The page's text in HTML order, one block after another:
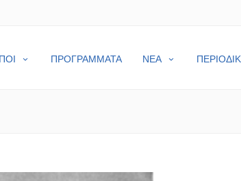
ΠΡΟΓΡΑΜΜΑΤΑ ΝΕΑ